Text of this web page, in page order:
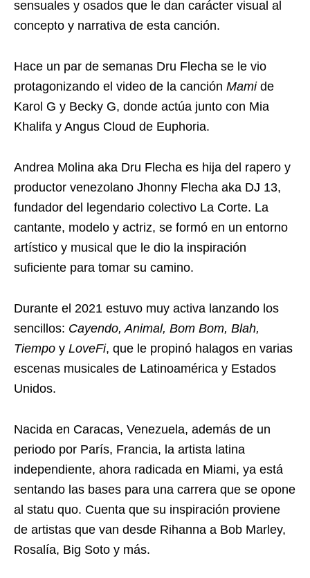
sensuales y osados que le dan carácter visual al
concepto y narrativa de esta canción.
Hace un par de semanas Dru Flecha se le vio
protagonizando el video de la canción Mamide
Karol G y Becky G, donde actúa junto con Mia
Khalifa y Angus Cloud de Euphoria.
Andrea Molina aka Dru Flecha es hija del rapero y
productor venezolano Jhonny Flecha aka DJ 13,
fundador del legendario colectivo La Corte. La
cantante, modelo y actriz, se formó en un entorno
artístico y musical que le dio la inspiración
suficiente para tomar su camino.
Durante el 2021 estuvo muy activa lanzando los
sencillos: Cayendo, Animal, Bom Bom, Blah,
Tiempo y LoveFi, que le propinó halagos en varias
escenas musicales de Latinoamérica y Estados
Unidos.
Nacida en Caracas, Venezuela, además de un
periodo por París, Francia, la artista latina
independiente, ahora radicada en Miami, ya está
sentando las bases para una carrera que se opone
al statu quo. Cuenta que su inspiración proviene
de artistas que van desde Rihanna a Bob Marley,
Rosalía, Big Soto y más.